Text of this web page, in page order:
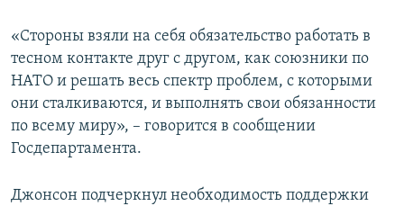
«Стороны взяли на себя обязательство работать в
тесном контакте друг с другом, как союзники по
НАТО и решать весь спектр проблем, с которыми
они сталкиваются, и выполнять свои обязанности
по всему миру», – говорится в сообщении
Госдепартамента.
Джонсон подчеркнул необходимость поддержки